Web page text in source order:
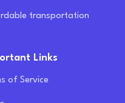
transportation
Links
of Service